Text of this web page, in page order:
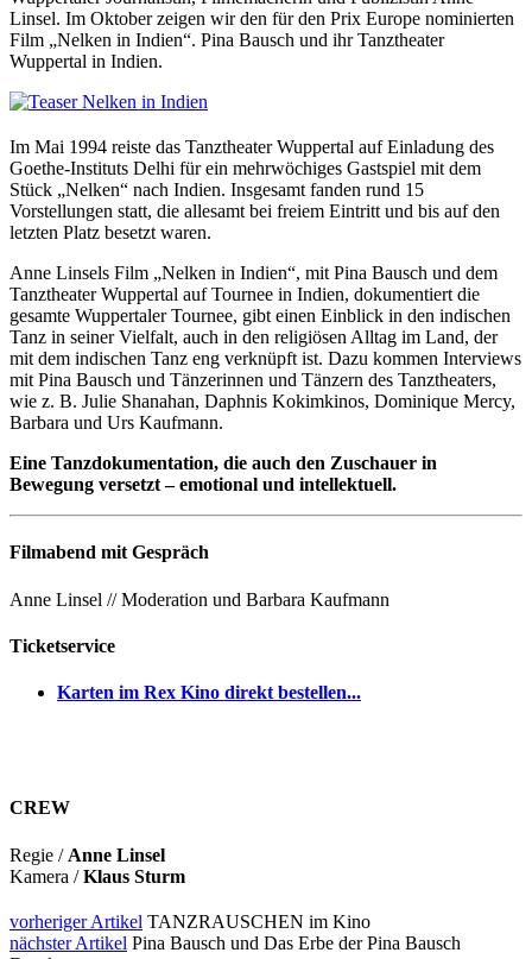
Linsel. Im Oktober zeigen wir den für den Prix Europe nominierten
Film „Nelken in Indien“. Pina Bausch und ihr Tanztheater
Wuppertal in Indien.
Im Mai 1994 reiste das Tanztheater Wuppertal auf Einladung des
Goethe-Instituts Delhi für ein mehrwöchiges Gastspiel mit dem
Stück „Nelken“ nach Indien. Insgesamt fanden rund 15
Vorstellungen statt, die allesamt bei freiem Eintritt und bis auf den
letzten Platz besetzt waren.
Anne Linsels Film „Nelken in Indien“, mit Pina Bausch und dem
Tanztheater Wuppertal auf Tournee in Indien, dokumentiert die
gesamte Wuppertaler Tournee, gibt einen Einblick in den indischen
Tanz in seiner Vielfalt, auch in den religiösen Alltag im Land, der
mit dem indischen Tanz eng verknüpft ist. Dazu kommen Interviews
mit Pina Bausch und Tänzerinnen und Tänzern des Tanztheaters,
wie z. B. Julie Shanahan, Daphnis Kokimkinos, Dominique Mercy,
Barbara und Urs Kaufmann.
Eine Tanzdokumentation, die auch den Zuschauer in
Bewegung versetzt – emotional und intellektuell.
Filmabend mit Gespräch
Anne Linsel // Moderation und Barbara Kaufmann
Ticketservice
Karten im Rex Kino direkt bestellen...
CREW
Regie / Anne Linsel
Kamera /Klaus Sturm
vorheriger Artikel TANZRAUSCHEN im Kino
nächster Artikel Pina Bausch und Das Erbe der Pina Bausch